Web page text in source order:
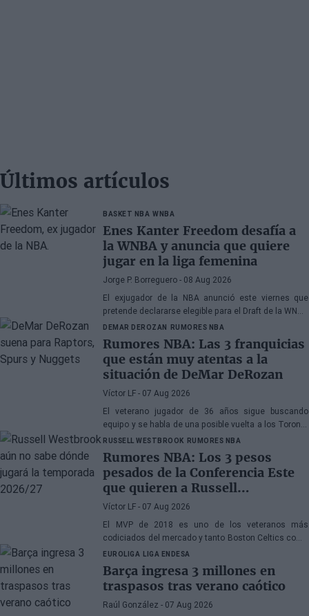
Últimos artículos
BASKET NBA WNBA
Enes Kanter Freedom desafía a
la WNBA y anuncia que quiere
jugar en la liga femenina
Jorge P. Borreguero - 08 Aug 2026
El exjugador de la NBA anunció este viernes que
pretende declararse elegible para el Draft de la WNBA
de 2027
DEMAR DEROZAN RUMORES NBA
Rumores NBA: Las 3 franquicias
que están muy atentas a la
situación de DeMar DeRozan
Víctor LF - 07 Aug 2026
El veterano jugador de 36 años sigue buscando
equipo y se habla de una posible vuelta a los Toronto
Raptors o San Antonio Spurs, mientras Denver
Nuggets también forma parte de la ecuación
RUSSELL WESTBROOK RUMORES NBA
Rumores NBA: Los 3 pesos
pesados de la Conferencia Este
que quieren a Russell
Westbrook
Víctor LF - 07 Aug 2026
El MVP de 2018 es uno de los veteranos más
codiciados del mercado y tanto Boston Celtics como
Cleveland Cavaliers y Detroit Pistons estarían
interesados en hacerse con sus servicios
EUROLIGA LIGA ENDESA
Barça ingresa 3 millones en
traspasos tras verano caótico
Raúl González - 07 Aug 2026